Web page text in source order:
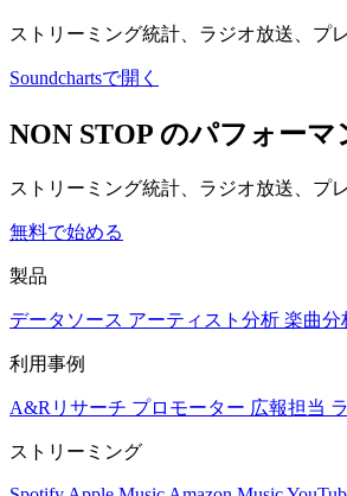
ストリーミング統計、ラジオ放送、プ
Soundchartsで開く
NON STOP のパフォー
ストリーミング統計、ラジオ放送、プ
無料で始める
製品
データソース アーティスト分析 楽曲分
利用事例
A&Rリサーチ プロモーター 広報担当
ストリーミング